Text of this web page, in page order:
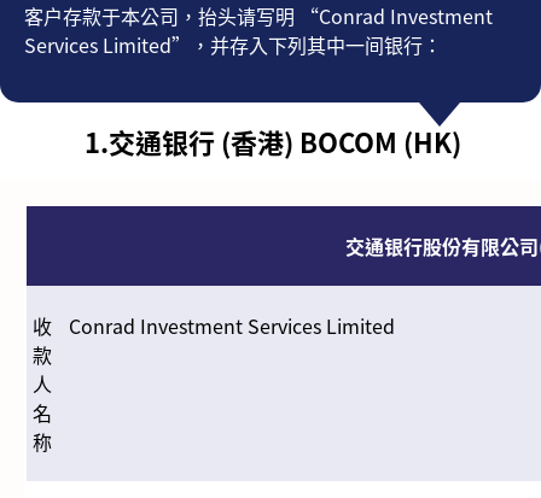
客户存款于本公司，抬头请写明 “Conrad Investment
Services Limited”，并存入下列其中一间银行：
1.交通银行 (香港) BOCOM (HK)
交通银行股份有限公司
收
款
人
名
称
Conrad Investment Services Limited